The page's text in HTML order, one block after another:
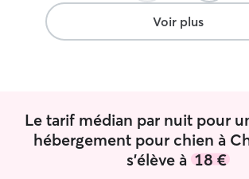
Voir plus
Le tarif médian par nuit pour
hébergement pour chien à
s'élève à 18 €